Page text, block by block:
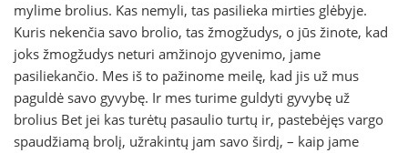
mylime brolius. Kas nemyli, tas pasilieka mirties glėbyje.
Kuris nekenčia savo brolio, tas žmogžudys, o jūs žinote, kad
joks žmogžudys neturi amžinojo gyvenimo, jame
pasiliekančio. Mes iš to pažinome meilę, kad jis už mus
paguldė savo gyvybę. Ir mes turime guldyti gyvybę už
brolius Bet jei kas turėtų pasaulio turtų ir, pastebėjęs vargo
spaudžiamą brolį, užrakintų jam savo širdį, – kaip jame